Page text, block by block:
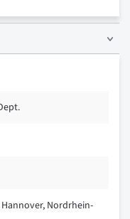
Nordrhein-